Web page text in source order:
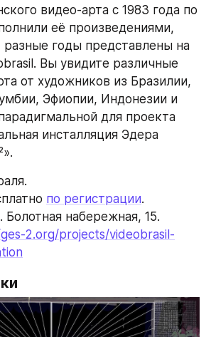
видео-арта с 1983 года по
её произведениями,
годы представлены на
Вы увидите различные
от художников из Бразилии,
Эфиопии, Индонезии и
для проекта
инсталляция Эдера
по регистрации.
. Болотная набережная, 15.
2.org/projects/videobrasil-